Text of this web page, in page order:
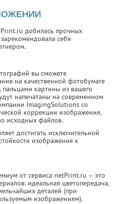
добилась прочных
себя
вы сможете
на качественной фотобумаге
картины из вашего
напечатаны на современном
ImagingSolutions со
коррекции изображения,
исходных файлов.
достигать исключительной
изображения к
от сервиса netPrint.ru — это
идеальная цветопередача,
деталей (при
изображениям).